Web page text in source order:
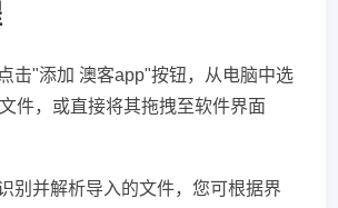
击"添加 澳客app"按钮，从电脑中选
件，或直接将其拖拽至软件界面
别并解析导入的文件，您可根据界